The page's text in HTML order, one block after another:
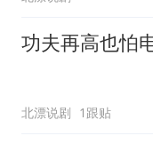
功夫再高也怕
北漂说剧 1跟贴